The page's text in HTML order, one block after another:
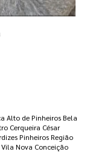
Alto de Pinheiros Bela
Cerqueira César
Pinheiros Região
Vila Nova Conceição